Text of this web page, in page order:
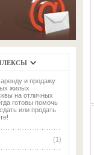
и продажу
жилых
на отличных
готовы помочь
или продать
(1)